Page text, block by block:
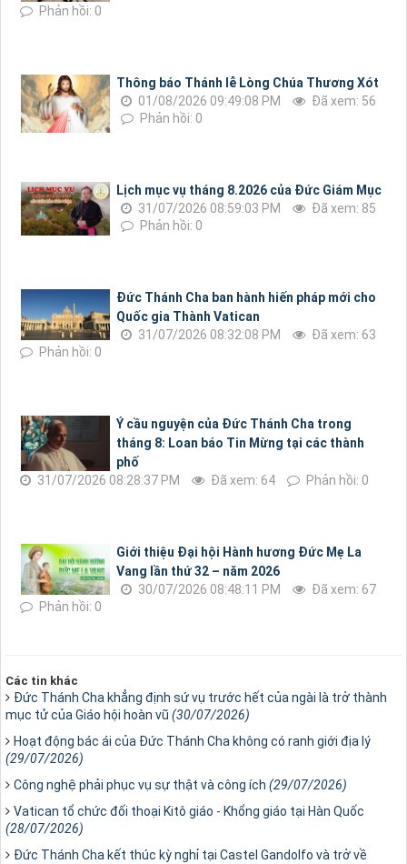
Phản hồi: 0
Thông báo Thánh lễ Lòng Chúa Thương Xót
01/08/2026 09:49:08 PM
Đã xem: 56
Phản hồi: 0
Lịch mục vụ tháng 8.2026 của Đức Giám Mục
31/07/2026 08:59:03 PM
Đã xem: 85
Phản hồi: 0
Đức Thánh Cha ban hành hiến pháp mới cho
Quốc gia Thành Vatican
31/07/2026 08:32:08 PM
Đã xem: 63
Phản hồi: 0
Ý cầu nguyện của Đức Thánh Cha trong
tháng 8: Loan báo Tin Mừng tại các thành
phố
31/07/2026 08:28:37 PM
Đã xem: 64 Phản hồi: 0
Giới thiệu Đại hội Hành hương Đức Mẹ La
Vang lần thứ 32 – năm 2026
30/07/2026 08:48:11 PM
Đã xem: 67
Phản hồi: 0
Các tin khác
Đức Thánh Cha khẳng định sứ vụ trước hết của ngài là trở thành
mục tử của Giáo hội hoàn vũ (30/07/2026)
Hoạt động bác ái của Đức Thánh Cha không có ranh giới địa lý
(29/07/2026)
Công nghệ phải phục vụ sự thật và công ích (29/07/2026)
Vatican tổ chức đối thoại Kitô giáo - Khổng giáo tại Hàn Quốc
(28/07/2026)
Đức Thánh Cha kết thúc kỳ nghỉ tại Castel Gandolfo và trở về